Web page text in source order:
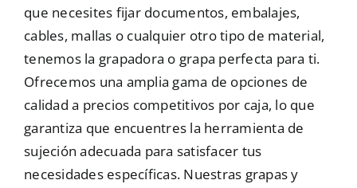
Mallas
Noticias
Contacto
que necesites fijar documentos, embalajes,
cables, mallas o cualquier otro tipo de material,
tenemos la grapadora o grapa perfecta para ti.
Ofrecemos una amplia gama de opciones de
calidad a precios competitivos por caja, lo que
garantiza que encuentres la herramienta de
sujeción adecuada para satisfacer tus
necesidades específicas. Nuestras grapas y